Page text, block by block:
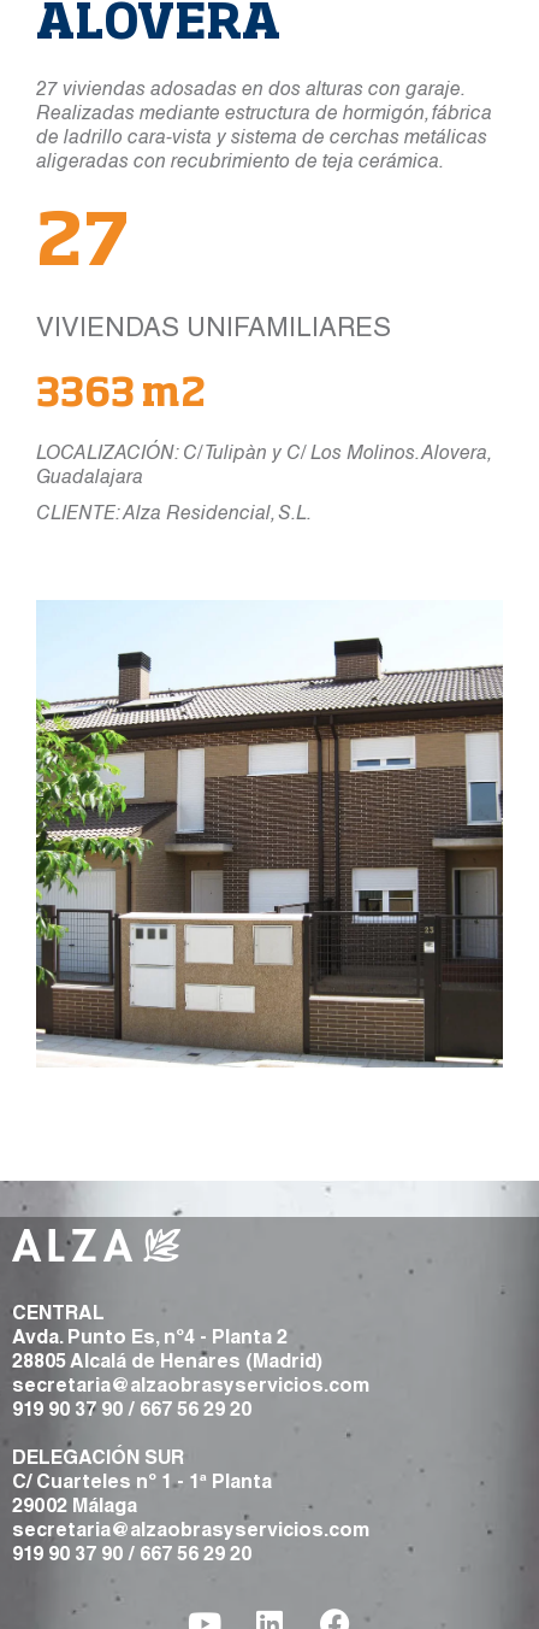
ALOVERA
27 viviendas adosadas en dos alturas con garaje.
Realizadas mediante estructura de hormigón, fábrica
de ladrillo cara-vista y sistema de cerchas metálicas
aligeradas con recubrimiento de teja cerámica.
27
VIVIENDAS UNIFAMILIARES
3363 m2
LOCALIZACIÓN: C/ Tulipàn y C/ Los Molinos. Alovera,
Guadalajara
CLIENTE: Alza Residencial, S.L.
CENTRAL
Avda. Punto Es, nº4 - Planta 2
28805 Alcalá de Henares (Madrid)
secretaria@alzaobrasyservicios.com
919 90 37 90 / 667 56 29 20
DELEGACIÓN SUR
C/ Cuarteles nº 1 - 1ª Planta
29002 Málaga
secretaria@alzaobrasyservicios.com
919 90 37 90 / 667 56 29 20